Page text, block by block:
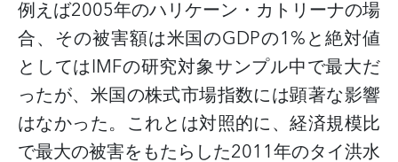
例えば2005年のハリケーン・カトリーナの場
合、その被害額は米国のGDPの1%と絶対値
としてはIMFの研究対象サンプル中で最大だ
ったが、米国の株式市場指数には顕著な影響
はなかった。これとは対照的に、経済規模比
で最大の被害をもたらした2011年のタイ洪水